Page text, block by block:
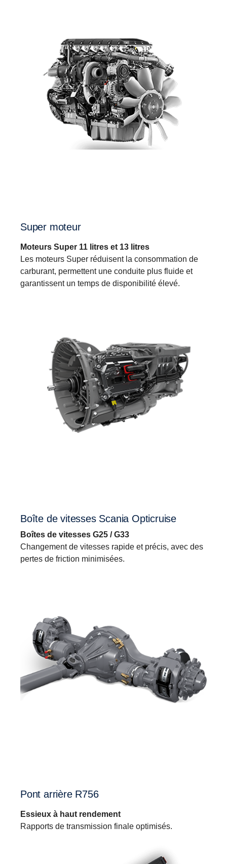
Super moteur
Moteurs Super 11 litres et 13 litres
Les moteurs Super réduisent la consommation de
carburant, permettent une conduite plus fluide et
garantissent un temps de disponibilité élevé.
Boîte de vitesses Scania Opticruise
Boîtes de vitesses G25 / G33
Changement de vitesses rapide et précis, avec des
pertes de friction minimisées.
Pont arrière R756
Essieux à haut rendement
Rapports de transmission finale optimisés.